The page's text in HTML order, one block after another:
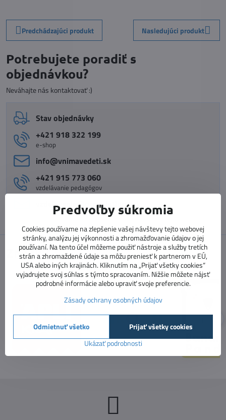
Predchádzajúci produkt Nasledujúci produkt
Potrebujete poradiť s
objednávkou?
Neváhajte nás kontaktovať :)
Stav objednávky
+421 918 322 199
e-shop
info​@vnimavedeti​.sk
+421 915 773 060
vzdelávanie pedagógov
vzdelavanie​@prosolutions​.sk
Značky
Predvoľby súkromia
Cookies používame na zlepšenie vašej návštevy tejto webovej
stránky, analýzu jej výkonnosti a zhromažďovanie údajov o jej
používaní. Na tento účel môžeme použiť nástroje a služby tretích
strán a zhromaždené údaje sa môžu preniesť k partnerom v EÚ,
USA alebo iných krajinách. Kliknutím na „Prijať všetky cookies“
vyjadrujete svoj súhlas s týmto spracovaním. Nižšie môžete nájsť
podrobné informácie alebo upraviť svoje preferencie.
Zásady ochrany osobných údajov
Ukázať podrobnosti
Prijať všetky cookies
Odmietnuť všetko